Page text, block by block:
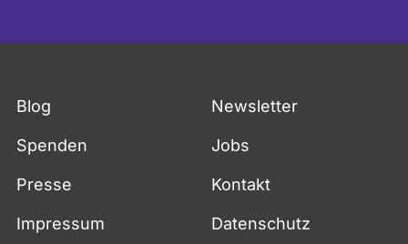
Blog Newsletter
Spenden Jobs
Presse Kontakt
Impressum Datenschutz